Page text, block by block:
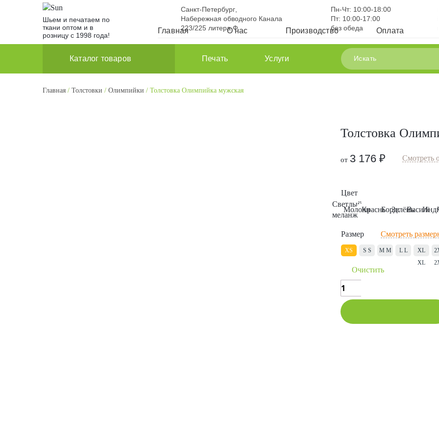
Шьем и печатаем по
ткани оптом и в
розницу с 1998 года!
Санкт-Петербург
Набережная обводного Канала
223/225 литера Ф
Пн-Чт: 10:00-18:00
Пт: 10:00-17:00
без обеда
Каталог товаров Печать Услуги
Главная О нас Производство Оплата
Главная / Толстовки / Олимпийки / Толстовка Олимпийка мужская
Толстовка
от 3 176₽ Смотреть
Цвет
Светлый
меланж
Молочный
КрасныйБордоЗелёныйВасилёк
Размер Смотреть
XS
S S M M L L
XL
XL
Очистить
Количество
товара
Толстовка
Олимпийка